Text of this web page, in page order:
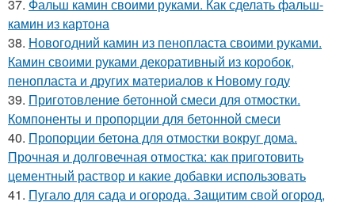
37. Фальш камин своими руками. Как сделать фальш-
камин из картона
38. Новогодний камин из пенопласта своими руками.
Камин своими руками декоративный из коробок,
пенопласта и других материалов к Новому году
39. Приготовление бетонной смеси для отмостки.
Компоненты и пропорции для бетонной смеси
40. Пропорции бетона для отмостки вокруг дома.
Прочная и долговечная отмостка: как приготовить
цементный раствор и какие добавки использовать
41. Пугало для сада и огорода. Защитим свой огород,